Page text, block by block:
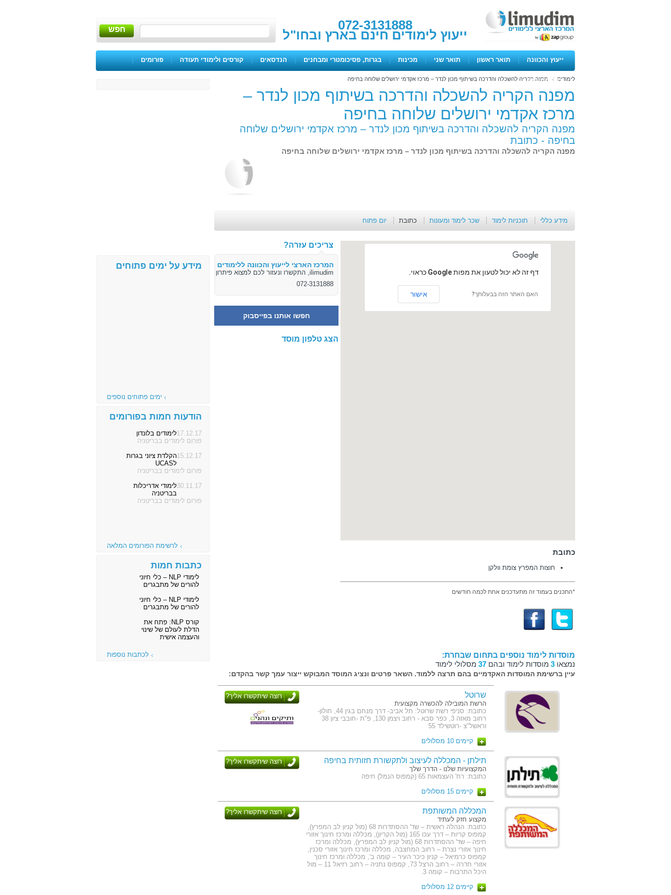
072-3131888
ייעוץ לימודים חינם בארץ ובחו"ל חפש
ייעוץ והכוונה | תואר ראשון | תואר שני | מכינות | בגרות, פסיכומטרי ומבחנים | הנדסאים | קורסים ולימודי תעודה | פורומים |
ימים פתוחיםלימודים > מפנה הקריה להשכלה והדרכה בשיתוף מכון לנדר – מרכז אקדמי ירושלים שלוחה בחיפה
מפנה הקריה להשכלה והדרכה בשיתוף מכון לנדר –
מרכז אקדמי ירושלים שלוחה בחיפה
מפנה הקריה להשכלה והדרכה בשיתוף מכון לנדר – מרכז אקדמי ירושלים שלוחה
בחיפה - כתובת
מפנה הקריה להשכלה והדרכה בשיתוף מכון לנדר – מרכז אקדמי ירושלים שלוחה בחיפה
מידע כללי תוכניות לימוד שכר לימוד ומעונות כתובת יום פתוח
צריכים עזרה?
המרכז הארצי לייעוץ והכוונה ללימודים
ilimudim, התקשרו ונעזור לכם למצוא פיתרון
072-3131888
חפשו אותנו בפייסבוק
הצג טלפון מוסד
‏דף זה לא יכול לטעון את מפות Google כראוי.
האם האתר הזה בבעלותך? אישור
כתובת
חוצות המפרץ צומת וולקן
*התכנים בעמוד זה מתעדכנים אחת לכמה חודשים
מוסדות לימוד נוספים בתחום שבחרת:
נמצאו 3 מוסדות לימוד ובהם 37 מסלולי לימוד
עיין ברשימת המוסדות האקדמיים בהם תרצה ללמוד. השאר פרטים ונציג המוסד המבוקש ייצור עמך קשר בהקדם:
שרוטל
הרשת המובילה להכשרה מקצועית
כתובת: סניפי רשת שרוטל: תל אביב- דרך מנחם בגין 44, חולון-
רחוב מאזה 3, כפר סבא - רחוב ויצמן 130, פ"ת -חובבי ציון 38
וראשל"צ -רוטשילד 55
רוצה שיתקשרו אליך?
קיימים 10 מסלולים
תילתן - המכללה לעיצוב ולתקשורת חזותית בחיפה
המקצועיות שלנו - הדרך שלך
כתובת: רח' העצמאות 65 (קמפוס הנמל) חיפה
רוצה שיתקשרו אליך?
קיימים 15 מסלולים
המכללה המשותפת
מקצוע חזק לעתיד
כתובת: הנהלה ראשית – שד' ההסתדרות 68 (מול קניון לב המפרץ),
קמפוס קריות – דרך עכו 165 (מול הקריון), מכללה ומרכז חינוך אזורי
חיפה – שד' ההסתדרות 68 (מול קניון לב המפרץ), מכללה ומרכז
חינוך אזורי נצרת – רחוב המחצבה, מכללה ומרכז חינוך אזורי סכנין,
קמפוס כרמיאל – קניון כיכר העיר – קומה ב', מכללה ומרכז חינוך
אזורי חדרה – רחוב הרצל 73, קמפוס נתניה – רחוב רזיאל 11 – מול
היכל התרבות – קומה 3.
רוצה שיתקשרו אליך?
קיימים 12 מסלולים
מידע על ימים פתוחים
ימים פתוחים נוספים
הודעות חמות בפורומים
17.12.17לימודים בלונדון
פורום לימודים בבריטניה
15.12.17הקלדת ציוני בגרות
לUCAS
פורום לימודים בבריטניה
30.11.17לימודי אדריכלות
בבריטניה
פורום לימודים בבריטניה
8.11.17 הרשמה, מימון וכו'...
פורום לימודים בבריטניה
30.10.17לימודים באנגליה
פורום לימודים בבריטניה
פורום לימודים בבריטניה
לרשימת הפורומים המלאה
כתבות חמות
לימודי NLP – כלי חיוני
להורים של מתבגרים
לימודי NLP – כלי חיוני
להורים של מתבגרים
קורס NLP: פתח את
הדלת לעולם של שינוי
והעצמה אישית
לכתבות נוספות